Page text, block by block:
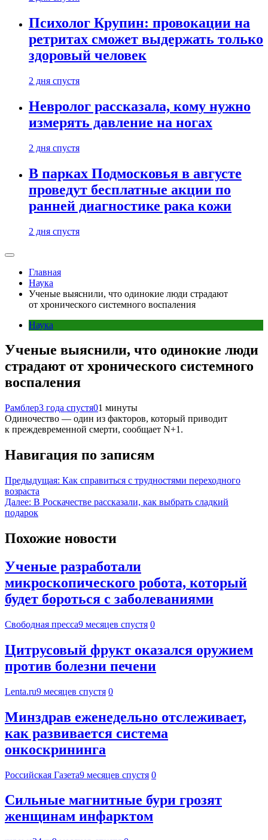
Психолог Крупин: провокации на
ретритах сможет выдержать только
здоровый человек
2 дня спустя
Невролог рассказала, кому нужно
измерять давление на ногах
2 дня спустя
В парках Подмосковья в августе
проведут бесплатные акции по
ранней диагностике рака кожи
2 дня спустя
Главная
Наука
Ученые выяснили, что одинокие люди страдают
от хронического системного воспаления
Наука
Ученые выяснили, что одинокие люди
страдают от хронического системного
воспаления
Рамблер3 года спустя01 минуты
Одиночество — один из факторов, который приводит
к преждевременной смерти, сообщает N+1.
Навигация по записям
Предыдущая: Как справиться с трудностями переходного
возраста
Далее: В Роскачестве рассказали, как выбрать сладкий
подарок
Похожие новости
Ученые разработали
микроскопического робота, который
будет бороться с заболеваниями
Свободная пресса9 месяцев спустя 0
Цитрусовый фрукт оказался оружием
против болезни печени
Lenta.ru9 месяцев спустя 0
Минздрав еженедельно отслеживает,
как развивается система
онкоскрининга
Российская Газета9 месяцев спустя 0
Сильные магнитные бури грозят
женщинам инфарктом